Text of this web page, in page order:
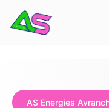
AS Energies